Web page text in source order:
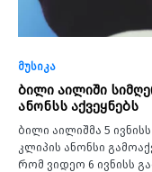
მუსიკა
ბილი აილიში
ანონსს აქვეყნებს
ბილი აილიშმა 5
კლიპის ანონსი
რომ ვიდეო 6 ივნისს